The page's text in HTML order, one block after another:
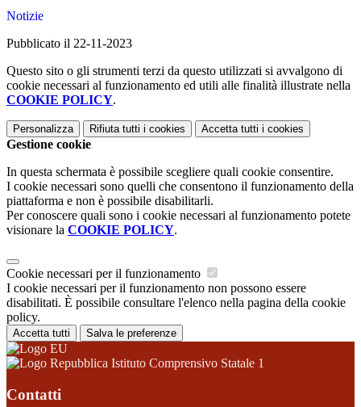
Notizie
Pubblicato il 22-11-2023
Questo sito o gli strumenti terzi da questo utilizzati si avvalgono di
cookie necessari al funzionamento ed utili alle finalità illustrate nella
COOKIE POLICY.
Personalizza Rifiuta tutti i cookies Accetta tutti i cookies
Gestione cookie
In questa schermata è possibile scegliere quali cookie consentire.
I cookie necessari sono quelli che consentono il funzionamento della
piattaforma e non è possibile disabilitarli.
Per conoscere quali sono i cookie necessari al funzionamento potete
visionare la COOKIE POLICY.
Cookie necessari per il funzionamento
I cookie necessari per il funzionamento non possono essere
disabilitati. È possibile consultare l'elenco nella pagina della cookie
policy.
Accetta tutti Salva le preferenze
Istituto Comprensivo Statale 1
Contatti